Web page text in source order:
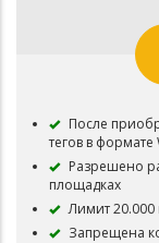
После
тегов в формате
Разрешено
площадках
Лимит
Запрещена